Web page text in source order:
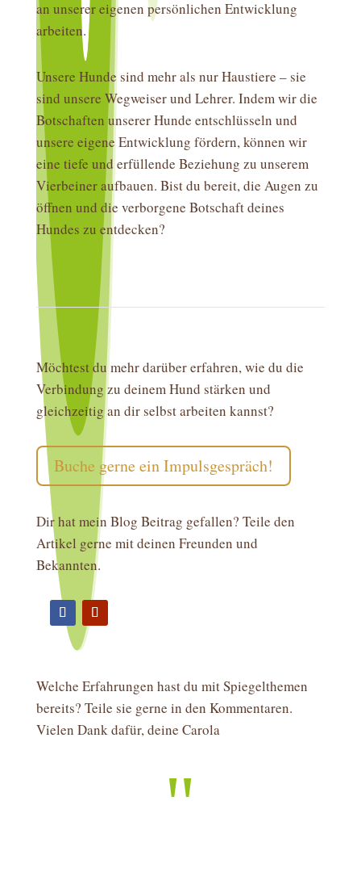
an unserer eigenen persönlichen Entwicklung
arbeiten.
Unsere Hunde sind mehr als nur Haustiere – sie
sind unsere Wegweiser und Lehrer. Indem wir die
Botschaften unserer Hunde entschlüsseln und
unsere eigene Entwicklung fördern, können wir
eine tiefe und erfüllende Beziehung zu unserem
Vierbeiner aufbauen. Bist du bereit, die Augen zu
öffnen und die verborgene Botschaft deines
Hundes zu entdecken?
Möchtest du mehr darüber erfahren, wie du die
Verbindung zu deinem Hund stärken und
gleichzeitig an dir selbst arbeiten kannst?
Buche gerne ein Impulsgespräch!
Dir hat mein Blog Beitrag gefallen? Teile den
Artikel gerne mit deinen Freunden und
Bekannten.
Welche Erfahrungen hast du mit Spiegelthemen
bereits? Teile sie gerne in den Kommentaren.
Vielen Dank dafür, deine Carola
"